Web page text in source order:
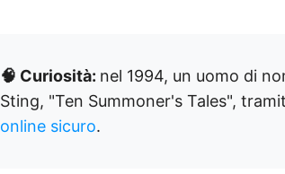
🧠 Curiosità: nel 1994, un uomo di
Sting, "Ten Summoner's Tales",
online sicuro.